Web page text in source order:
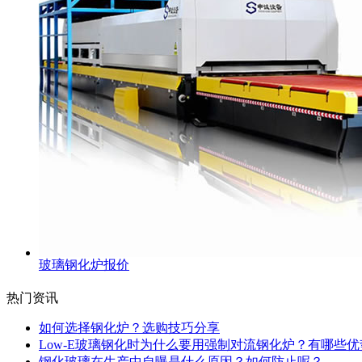
玻璃钢化炉报价
热门资讯
如何选择钢化炉？选购技巧分享
Low-E玻璃钢化时为什么要用强制对流钢化炉？有哪些